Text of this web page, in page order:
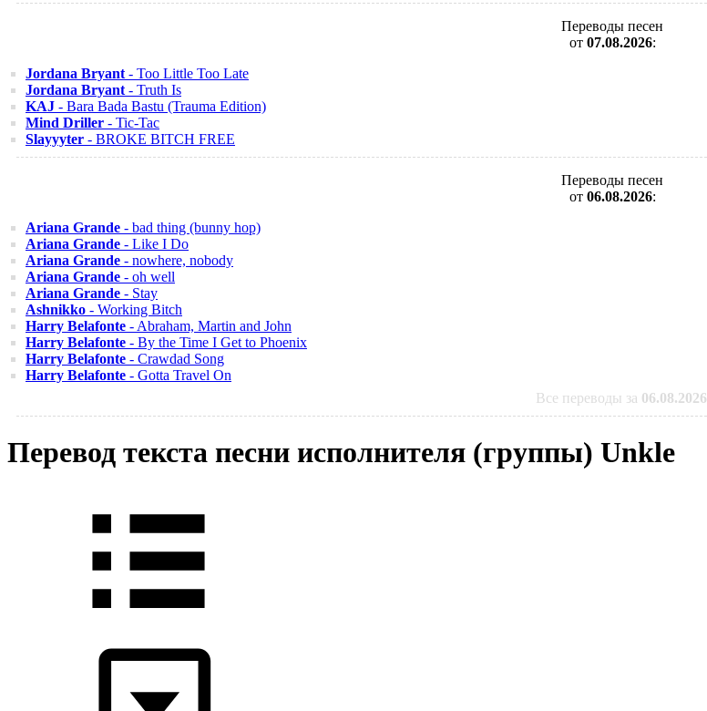
Переводы песен
от 07.08.2026:
Jordana Bryant - Too Little Too Late
Jordana Bryant - Truth Is
KAJ - Bara Bada Bastu (Trauma Edition)
Mind Driller - Tic-Tac
Slayyyter - BROKE BITCH FREE
Переводы песен
от 06.08.2026:
Ariana Grande - bad thing (bunny hop)
Ariana Grande - Like I Do
Ariana Grande - nowhere, nobody
Ariana Grande - oh well
Ariana Grande - Stay
Ashnikko - Working Bitch
Harry Belafonte - Abraham, Martin and John
Harry Belafonte - By the Time I Get to Phoenix
Harry Belafonte - Crawdad Song
Harry Belafonte - Gotta Travel On
Все переводы за 06.08.2026
Перевод текста песни исполнителя (группы) Unkle